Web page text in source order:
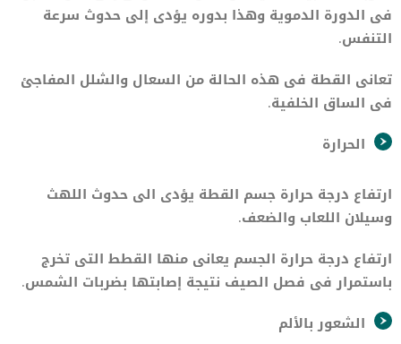
فى الدورة الدموية وهذا بدوره يؤدى إلى حدوث سرعة
التنفس.
تعانى القطة فى هذه الحالة من السعال والشلل المفاجئ
فى الساق الخلفية.
الحرارة
ارتفاع درجة حرارة جسم القطة يؤدى الى حدوث اللهث
وسيلان اللعاب والضعف.
ارتفاع درجة حرارة الجسم يعانى منها القطط التى تخرج
باستمرار فى فصل الصيف نتيجة إصابتها بضربات الشمس.
الشعور بالألم